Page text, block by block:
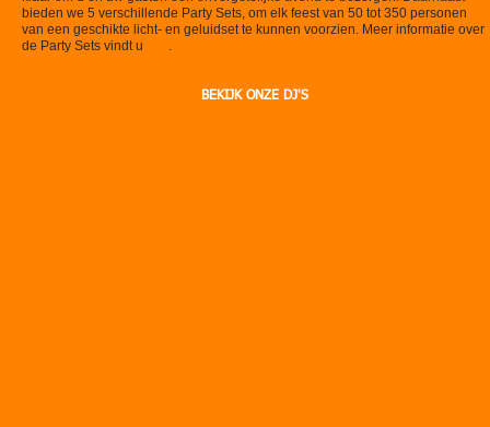
bieden we 5 verschillende Party Sets, om elk feest van 50 tot 350 personen
van een geschikte licht- en geluidset te kunnen voorzien. Meer informatie over
de Party Sets vindt u
.
BEKIJK ONZE DJ'S